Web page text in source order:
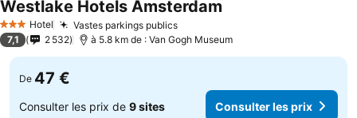
3 ÉtoilesHotel Vastes parkings publics
Westlake Hotels Amsterdam
7,1 2 532 à 5.8 km de : Van Gogh Museum
De 47 €
Consulter les prix de 9 sites Consulter les prix